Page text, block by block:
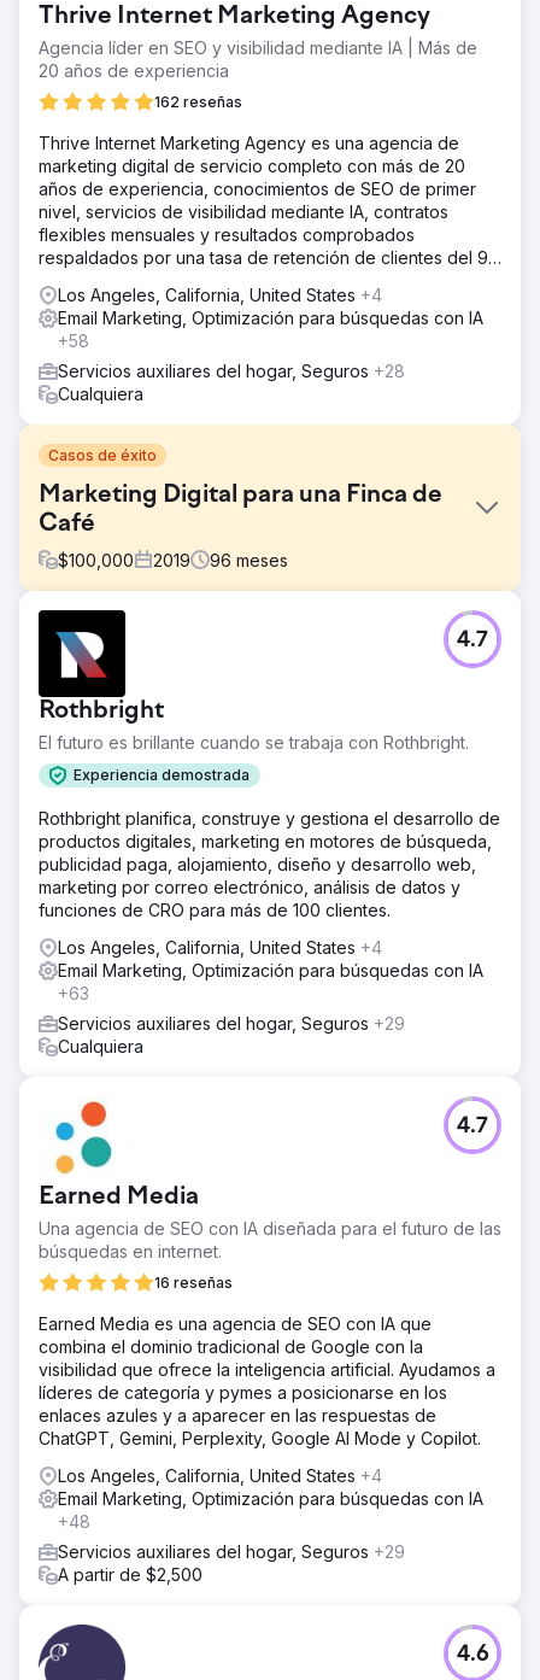
Thrive Internet Marketing Agency
Agencia líder en SEO y visibilidad mediante IA | Más de
20 años de experiencia
162 reseñas
Thrive Internet Marketing Agency es una agencia de
marketing digital de servicio completo con más de 20
años de experiencia, conocimientos de SEO de primer
nivel, servicios de visibilidad mediante IA, contratos
flexibles mensuales y resultados comprobados
respaldados por una tasa de retención de clientes del 95
Los Angeles, California, United States +4
Email Marketing, Optimización para búsquedas con IA
+58
Servicios auxiliares del hogar, Seguros +28
Cualquiera
Casos de éxito
Marketing Digital para una Finca de
Café
$100,000 2019 96 meses
Necesitábamos una empresa de marketing digital de
servicio completo que nos ayudara con el marketing por
correo electrónico, la publicidad en las redes sociales, el
desarrollo de sitios web y más. 2Point es comprensivo,
flexible y tiene un gran conocimiento de todas nuestras
necesidades como pequeña empresa.
2Point Agency renovó nuestro sitio web para cumplir con
SEO, palabras clave optimizadas y anuncios unificados en
todas las plataformas, dirigidos a grupos demográficos
específicos a través de las redes sociales y Constant
Contact. Seguimos confiando en sus campañas SEO y
SEM personalizables.
El resultado
Gracias a la campaña de SEO de 2Point Agency, nuestras
clasificaciones en Google y Bing aumentaron un 400%.
Sus esfuerzos de construcción de enlaces dieron como
resultado un aumento del 80% en las visitas al sitio web y
ventas online aumentaron un 30%, compensando las
pérdidas durante la pandemia. Esta empresa tiene todo lo
que necesito.
Rothbright
El futuro es brillante cuando se trabaja con Rothbright.
Experiencia demostrada
4.7
Rothbright planifica, construye y gestiona el desarrollo de
productos digitales, marketing en motores de búsqueda,
publicidad paga, alojamiento, diseño y desarrollo web,
marketing por correo electrónico, análisis de datos y
funciones de CRO para más de 100 clientes.
Los Angeles, California, United States +4
Email Marketing, Optimización para búsquedas con IA
+63
Servicios auxiliares del hogar, Seguros +29
Cualquiera
Earned Media
Una agencia de SEO con IA diseñada para el futuro de las
búsquedas en internet.
16 reseñas
4.7
Earned Media es una agencia de SEO con IA que
combina el dominio tradicional de Google con la
visibilidad que ofrece la inteligencia artificial. Ayudamos a
líderes de categoría y pymes a posicionarse en los
enlaces azules y a aparecer en las respuestas de
ChatGPT, Gemini, Perplexity, Google AI Mode y Copilot.
Los Angeles, California, United States +4
Email Marketing, Optimización para búsquedas con IA
+48
Servicios auxiliares del hogar, Seguros +29
A partir de $2,500
4.6